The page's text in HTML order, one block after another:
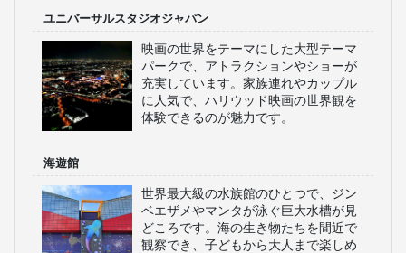
ユニバーサルスタジオジャパン
映画の世界をテーマにした大型テーマ
パークで、アトラクションやショーが
充実しています。家族連れやカップル
に人気で、ハリウッド映画の世界観を
体験できるのが魅力です。
海遊館
世界最大級の水族館のひとつで、ジン
ベエザメやマンタが泳ぐ巨大水槽が見
どころです。海の生き物たちを間近で
観察でき、子どもから大人まで楽しめ